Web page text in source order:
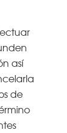
así
de